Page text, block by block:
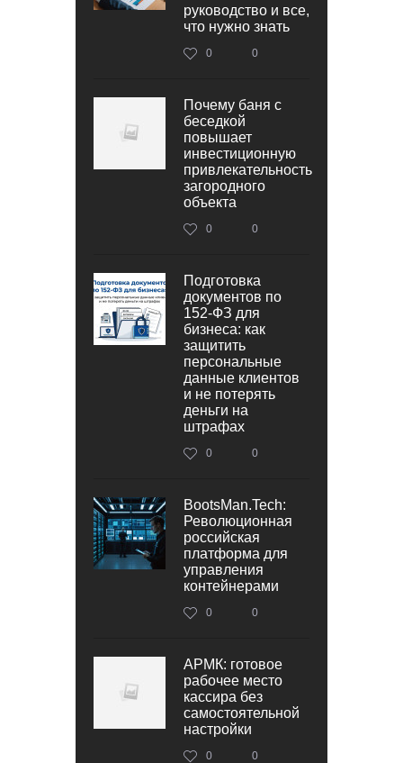
руководство и все,
что нужно знать
0 0
Почему баня с
беседкой
повышает
инвестиционную
привлекательность
загородного
объекта
0 0
Подготовка
документов по
152‑ФЗ для
бизнеса: как
защитить
персональные
данные клиентов
и не потерять
деньги на
штрафах
0 0
BootsMan.Tech:
Революционная
российская
платформа для
управления
контейнерами
0 0
АРМК: готовое
рабочее место
кассира без
самостоятельной
настройки
0 0